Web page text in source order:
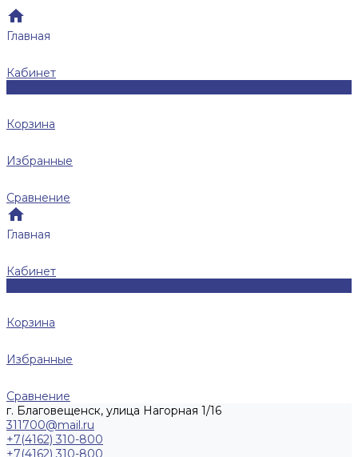
Главная
Кабинет
Корзина
Избранные
Сравнение
Главная
Кабинет
Корзина
Избранные
Сравнение
г. Благовещенск, улица Нагорная 1/16
311700@mail.ru
+7(4162) 310-800
+7(4162) 310-800